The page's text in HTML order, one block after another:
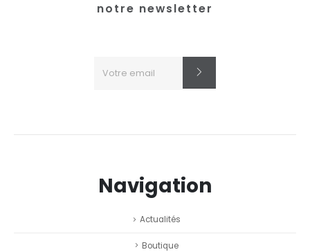
notre newsletter
Navigation
Actualités
Boutique